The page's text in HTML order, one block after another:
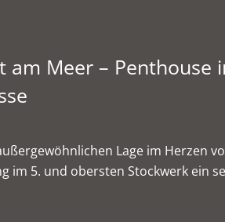
am Meer – Penthouse
Lage im Herzen
im 5. und obersten Stockwerk ein